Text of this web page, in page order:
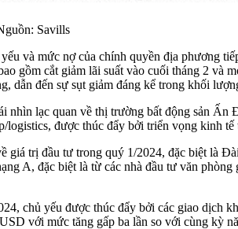
Savills
và mức nợ của chính quyền địa phương
gồm cắt giảm lãi suất vào cuối tháng 2 và
dẫn đến sự sụt giảm đáng kể trong khối
lạc quan về thị trường bất động sản
logistics, được thúc đẩy bởi triển vọng kinh tế
giá trị đầu tư trong quý 1/2024, đặc biệt là
A, đặc biệt là từ các nhà đầu tư văn
chủ yếu được thúc đẩy bởi các giao dịch
với mức tăng gấp ba lần so với cùng kỳ